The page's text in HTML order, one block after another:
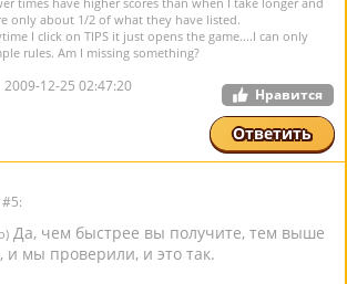
only about 1/2 of what they have listed.
I click on TIPS it just opens the game....I can only
rules. Am I missing something?
2009-12-25 02:47:20 Нравится
Ответить
Да, чем быстрее вы получите, тем выше
и мы проверили, и это так.